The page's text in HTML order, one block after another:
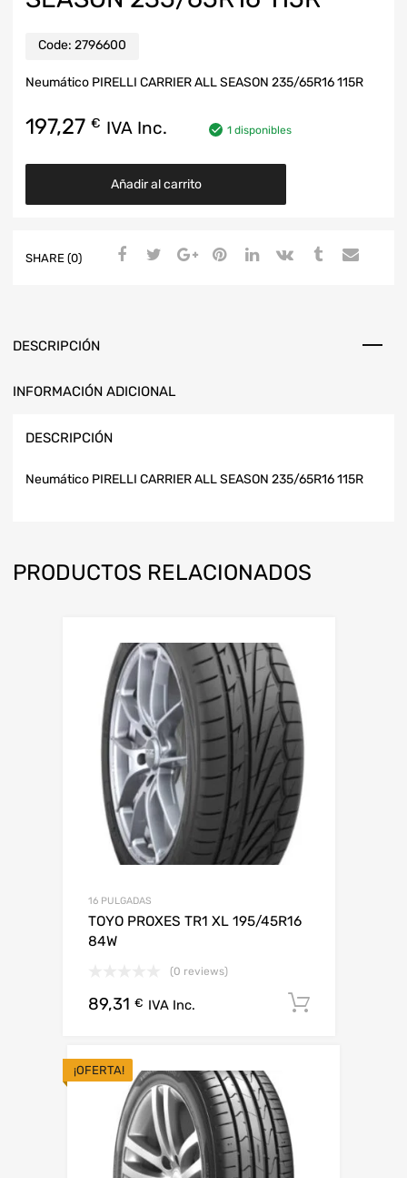
Code: 2796600
Neumático PIRELLI CARRIER ALL SEASON 235/65R16 115R
197,27 € IVA Inc. 1 disponibles
Añadir al carrito
SHARE (0)
DESCRIPCIÓN
INFORMACIÓN ADICIONAL
DESCRIPCIÓN
Neumático PIRELLI CARRIER ALL SEASON 235/65R16 115R
PRODUCTOS RELACIONADOS
16 PULGADAS
TOYO PROXES TR1 XL 195/45R16
84W
(0 reviews)
89,31 € IVA Inc.
¡OFERTA!